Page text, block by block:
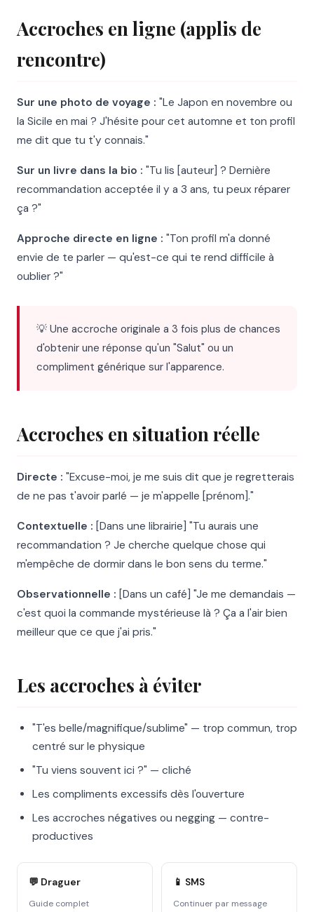
Accroches en ligne (applis de
rencontre)
Sur une photo de voyage : "Le Japon en novembre ou
la Sicile en mai ? J'hésite pour cet automne et ton profil
me dit que tu t'y connais."
Sur un livre dans la bio : "Tu lis [auteur] ? Dernière
recommandation acceptée il y a 3 ans, tu peux réparer
ça ?"
Approche directe en ligne : "Ton profil m'a donné
envie de te parler — qu'est-ce qui te rend difficile à
oublier ?"
💡 Une accroche originale a 3 fois plus de chances
d'obtenir une réponse qu'un "Salut" ou un
compliment générique sur l'apparence.
Accroches en situation réelle
Directe : "Excuse-moi, je me suis dit que je regretterais
de ne pas t'avoir parlé — je m'appelle [prénom]."
Contextuelle : [Dans une librairie] "Tu aurais une
recommandation ? Je cherche quelque chose qui
m'empêche de dormir dans le bon sens du terme."
Observationnelle : [Dans un café] "Je me demandais —
c'est quoi la commande mystérieuse là ? Ça a l'air bien
meilleur que ce que j'ai pris."
Les accroches à éviter
"T'es belle/magnifique/sublime" — trop commun, trop
centré sur le physique
"Tu viens souvent ici ?" — cliché
Les compliments excessifs dès l'ouverture
Les accroches négatives ou negging — contre-
productives
💬 Draguer
Guide complet
📱 SMS
Continuer par message